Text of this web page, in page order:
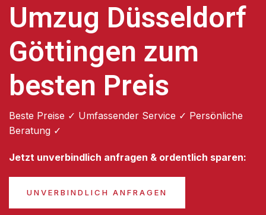
Umzug Düsseldorf
Göttingen zum
besten Preis
Beste Preise ✓ Umfassender Service ✓ Persönliche
Beratung ✓
Jetzt unverbindlich anfragen & ordentlich sparen:
UNVERBINDLICH ANFRAGEN